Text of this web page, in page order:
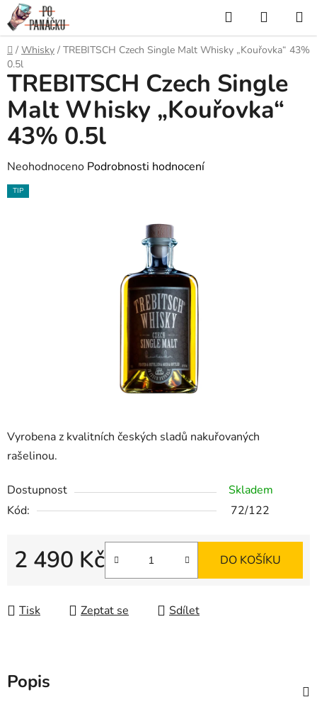
Přejít
na
obsah
Hledat
KOŠÍK
Domů
/ Whisky / TREBITSCH Czech Single Malt Whisky „Kouřovka“ 43%
0.5l
Vyrobena z kvalitních českých sladů nakuřovaných
rašelinou.
Dostupnost
Skladem
Kód:
72/122
2 490 Kč DO KOŠÍKU
Tisk Zeptat se Sdílet
TREBITSCH Czech Single
Malt Whisky „Kouřovka“
43% 0.5l
Průměrné
hodnocení
Neohodnoceno Podrobnosti hodnocení
TIP
Popis